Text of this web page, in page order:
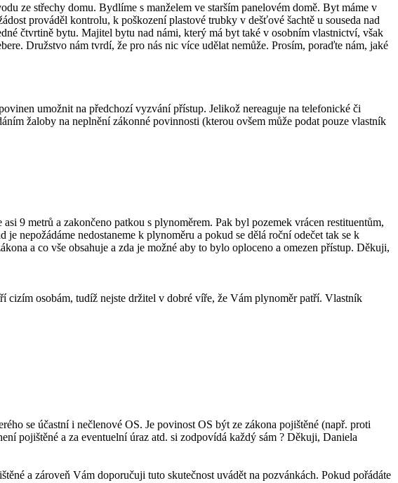
ze střechy domu. Bydlíme s manželem ve starším panelovém domě. Byt máme v
prováděl kontrolu, k poškození plastové trubky v dešťové šachtě u souseda nad
čtvrtině bytu. Majitel bytu nad námi, který má byt také v osobním vlastnictví, však
Družstvo nám tvrdí, že pro nás nic více udělat nemůže. Prosím, poraďte nám, jaké
umožnit na předchozí vyzvání přístup. Jelikož nereaguje na telefonické či
žaloby na neplnění zákonné povinnosti (kterou ovšem může podat pouze vlastník
9 metrů a zakončeno patkou s plynoměrem. Pak byl pozemek vrácen restituentům,
nepožádáme nedostaneme k plynoměru a pokud se dělá roční odečet tak se k
a co vše obsahuje a zda je možné aby to bylo oploceno a omezen přístup. Děkuji,
cizím osobám, tudíž nejste držitel v dobré víře, že Vám plynoměr patří. Vlastník
se účastní i nečlenové OS. Je povinost OS být ze zákona pojištěné (např. proti
pojištěné a za eventuelní úraz atd. si zodpovídá každý sám ? Děkuji, Daniela
a zároveň Vám doporučuji tuto skutečnost uvádět na pozvánkách. Pokud pořádáte